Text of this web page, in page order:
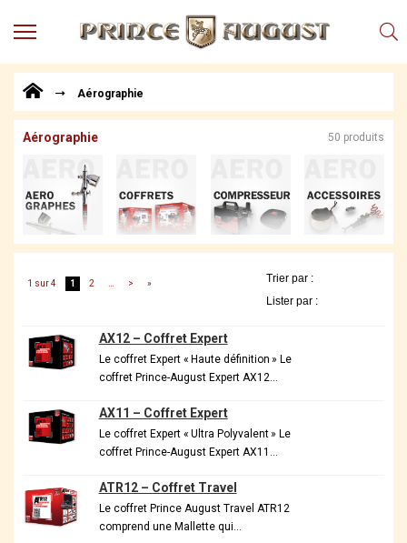
MENU
Points
de
Vente
Actualités
Téléchargements
Techniques,
astuces
Aérographie
Aérographie 50 produits
1 sur 4 1 2 > »
AX12 – Coffret Expert
Le coffret Expert « Haute définition » Le
coffret Prince-August Expert AX12…
AX11 – Coffret Expert
Le coffret Expert « Ultra Polyvalent » Le
coffret Prince-August Expert AX11…
ATR12 – Coffret Travel
Le coffret Prince August Travel ATR12
comprend une Mallette qui…